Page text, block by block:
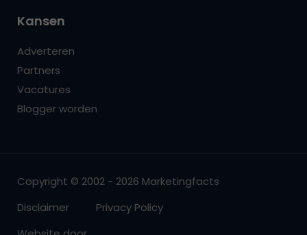
Kansen
Adverteren
Partners
Vacatures
Blogger worden
Copyright © 2002 - 2026 Marketingfacts
Disclaimer
Privacy Policy